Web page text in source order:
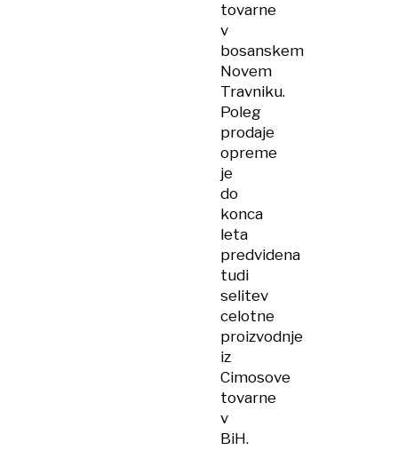
tovarne
v
bosanskem
Novem
Travniku.
Poleg
prodaje
opreme
je
do
konca
leta
predvidena
tudi
selitev
celotne
proizvodnje
iz
Cimosove
tovarne
v
BiH.